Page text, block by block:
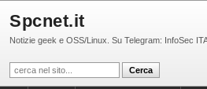
Spcnet.it
Notizie geek e OSS/Linux. Su Telegram: InfoSec